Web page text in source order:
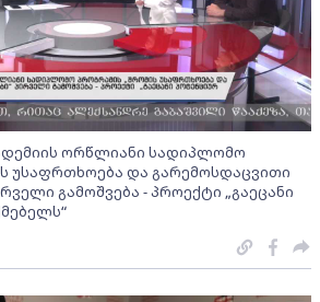
ორწლიანი სადიპლომო
უსაფრთხოება და გარემოსდაცვითი
გამოშვება - პროექტი „გაეცანი